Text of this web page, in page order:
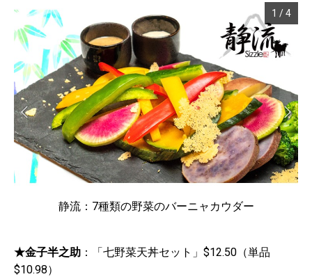
静流：7種類の野菜のバーニャカウダー
1 /4
★金子半之助 ：「七野菜天丼セット」$12.50（単品
$10.98）